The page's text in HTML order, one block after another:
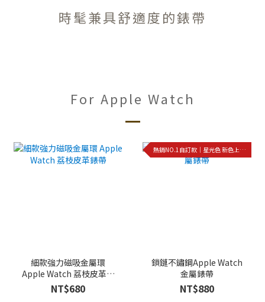
時髦兼具舒適度的錶帶
For Apple Watch
細款強力磁吸金屬環
Apple Watch 荔枝皮革錶
帶
NT$680
熱銷NO.1自訂款｜星光色 新色上架!!
鎖鏈不鏽鋼Apple Watch
金屬錶帶
NT$880